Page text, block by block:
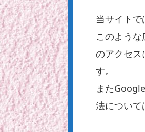
当サイトで
このよう
のアクセス
す。
また
法について